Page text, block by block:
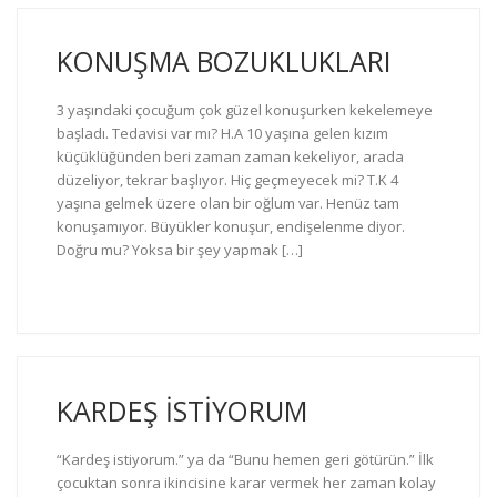
KONUŞMA BOZUKLUKLARI
3 yaşındaki çocuğum çok güzel konuşurken kekelemeye
başladı. Tedavisi var mı? H.A 10 yaşına gelen kızım
küçüklüğünden beri zaman zaman kekeliyor, arada
düzeliyor, tekrar başlıyor. Hiç geçmeyecek mi? T.K 4
yaşına gelmek üzere olan bir oğlum var. Henüz tam
konuşamıyor. Büyükler konuşur, endişelenme diyor.
Doğru mu? Yoksa bir şey yapmak […]
KARDEŞ İSTİYORUM
“Kardeş istiyorum.” ya da “Bunu hemen geri götürün.” İlk
çocuktan sonra ikincisine karar vermek her zaman kolay